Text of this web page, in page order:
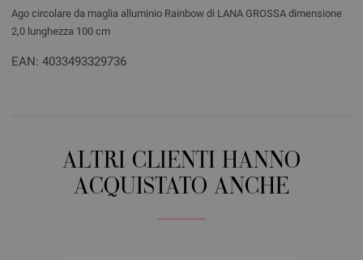
Ago circolare da maglia alluminio Rainbow di LANA GROSSA dimensione
2,0 lunghezza 100 cm
EAN: 4033493329736
ALTRI CLIENTI HANNO
ACQUISTATO ANCHE